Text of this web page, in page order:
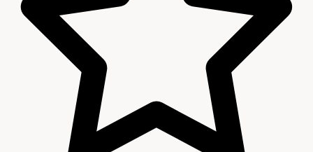
Inleiding
Inventaris